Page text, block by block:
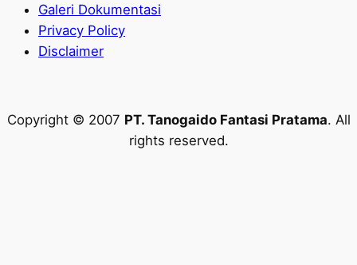
Galeri Dokumentasi
Privacy Policy
Disclaimer
Copyright © 2007 PT. Tanogaido Fantasi Pratama. All
rights reserved.